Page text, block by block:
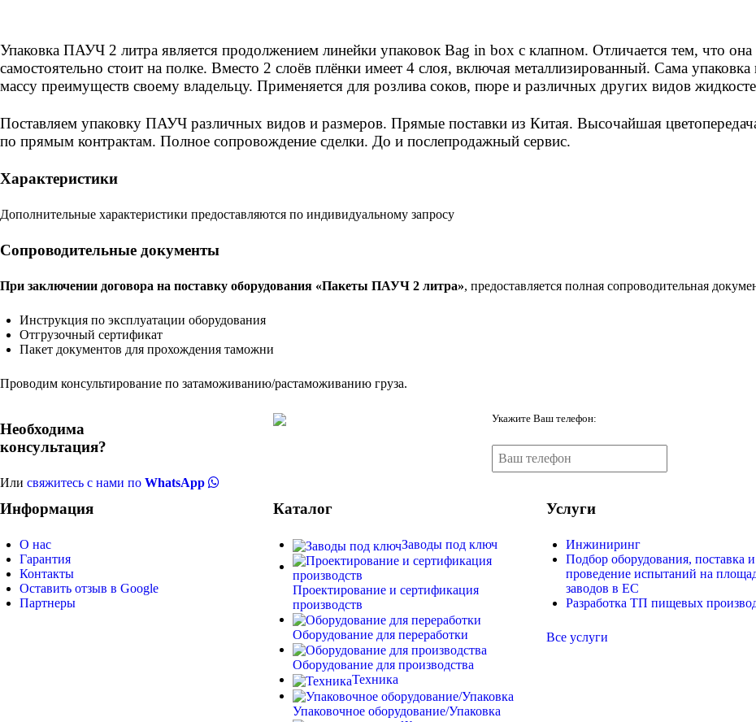
Упаковка ПАУЧ 2 литра является продолжением линейки упаковок Bag in box с клапном. Отличается тем, что
самостоятельно стоит на полке. Вместо 2 слоёв плёнки имеет 4 слоя, включая металлизированный. Сама
массу преимуществ своему владельцу. Применяется для розлива соков, пюре и различных других видов
Поставляем упаковку ПАУЧ различных видов и размеров. Прямые поставки из Китая. Высочайшая
по прямым контрактам. Полное сопровождение сделки. До и послепродажный сервис.
Характеристики
Дополнительные характеристики предоставляются по индивидуальному запросу
Сопроводительные документы
При заключении договора на поставку оборудования «Пакеты ПАУЧ 2 литра», предоставляется полная сопроводительная
Инструкция по эксплуатации оборудования
Отгрузочный сертификат
Пакет документов для прохождения таможни
Проводим консультирование по затаможиванию/растаможиванию груза.
Необходима
консультация?
Укажите Ваш телефон:
Или свяжитесь с нами по WhatsApp
Информация
О нас
Гарантия
Контакты
Оставить отзыв в Google
Партнеры
Каталог
Заводы под ключ
Проектирование и сертификация
производств
Оборудование для переработки
Оборудование для производства
Техника
Упаковочное оборудование/Упаковка
Услуги
Инжиниринг
Подбор оборудования, поставка и
проведение испытаний на
заводов в ЕС
Разработка ТП пищевых
Все услуги